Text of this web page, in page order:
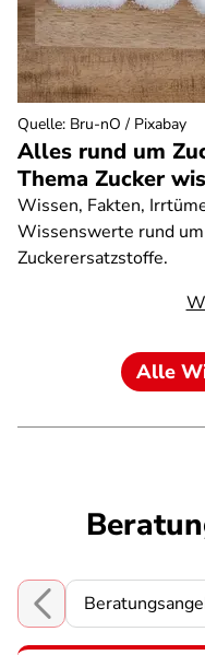
Alles rund um
Thema Zucker
Wissen, Fakten,
Wissenswerte rund
Zuckerersatzstoffe.
Quelle: Bru-nO / Pixabay
Alle
Choose a section